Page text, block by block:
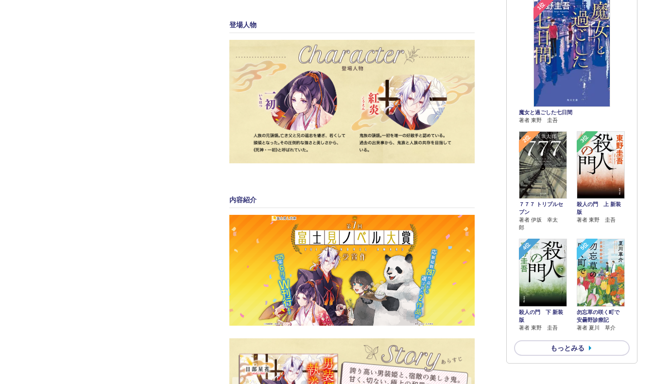
登場人物
内容紹介
1位
魔女と過ごした七日間
著者 東野 圭吾
2位
７７７ トリプルセ
ブン
著者 伊坂 幸太
郎
3位
殺人の門 上 新装
版
著者 東野 圭吾
4位
殺人の門 下 新装
版
著者 東野 圭吾
5位
勿忘草の咲く町で
安曇野診療記
著者 夏川 草介
もっとみる